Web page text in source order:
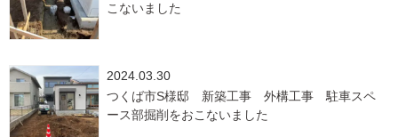
こないました
2024.03.30
つくば市S様邸 新築工事 外構工事 駐車スペ
ース部掘削をおこないました